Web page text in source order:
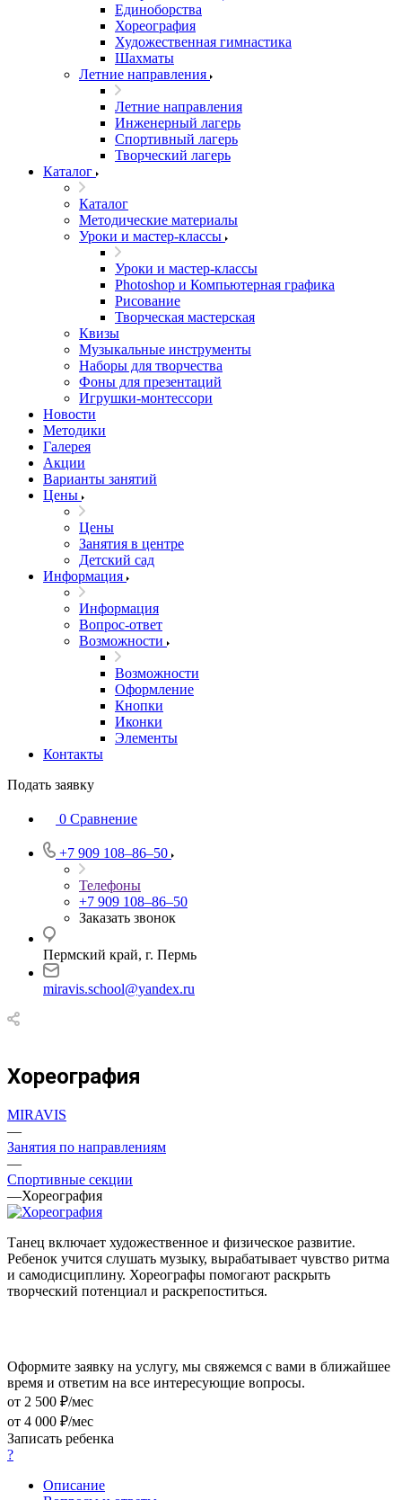
Единоборства
Хореография
Художественная гимнастика
Шахматы
Летние направления
Летние направления
Инженерный лагерь
Спортивный лагерь
Творческий лагерь
Каталог
Каталог
Методические материалы
Уроки и мастер-классы
Уроки и мастер-классы
Photoshop и Компьютерная графика
Рисование
Творческая мастерская
Квизы
Музыкальные инструменты
Наборы для творчества
Фоны для презентаций
Игрушки-монтессори
Новости
Методики
Галерея
Акции
Варианты занятий
Цены
Цены
Занятия в центре
Детский сад
Информация
Информация
Вопрос-ответ
Возможности
Возможности
Оформление
Кнопки
Иконки
Элементы
Контакты
Подать заявку
0 Сравнение
+7 909 108‒86‒50
Телефоны
+7 909 108‒86‒50
Заказать звонок
Пермский край, г. Пермь
miravis.school@yandex.ru
Хореография
MIRAVIS
—
Занятия по направлениям
—
Спортивные секции
—Хореография
Танец включает художественное и физическое развитие.
Ребенок учится слушать музыку, вырабатывает чувство ритма
и самодисциплину. Хореографы помогают раскрыть
творческий потенциал и раскрепоститься.
Оформите заявку на услугу, мы свяжемся с вами в ближайшее
время и ответим на все интересующие вопросы.
от 2 500 ₽/мес
от 4 000 ₽/мес
Записать ребенка
?
Описание